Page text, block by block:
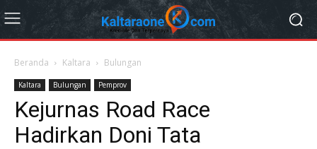
Beranda Kaltara Bulungan
Kaltara Bulungan Pemprov
Kejurnas Road Race
Hadirkan Doni Tata